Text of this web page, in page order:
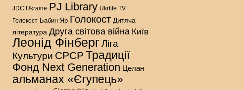
JDC Ukraine PJ Library Ukrlife TV
Голокост Бабин Яр Голокост Дитяча
література Друга світова війна Київ
Леонід ФінбергЛіга
Культури СРСР Традиції
Фонд Next Generation Целан
альманах «Єгупець»